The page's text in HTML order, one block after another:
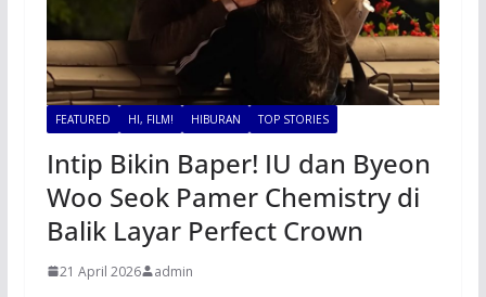
FEATURED HI, FILM! HIBURAN TOP STORIES
Intip Bikin Baper! IU dan Byeon
Woo Seok Pamer Chemistry di
Balik Layar Perfect Crown
21 April 2026 admin